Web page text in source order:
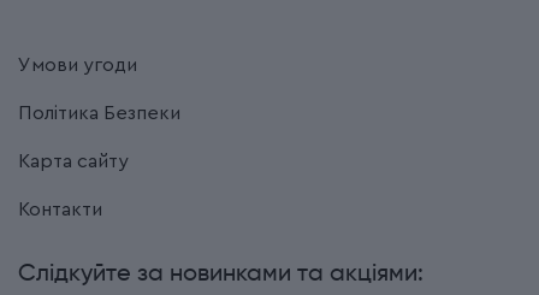
Умови угоди
Політика Безпеки
Карта сайту
Контакти
Слідкуйте за новинками та акціями: